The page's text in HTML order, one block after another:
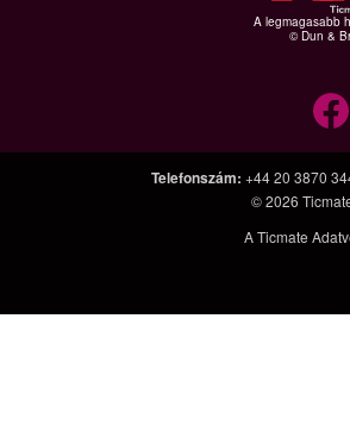
A legmagasabb
© Dun &
Telefonszám: +44 20 3870
© 2026
A Ticmate